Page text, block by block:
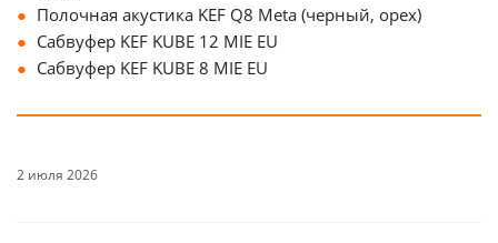
Полочная акустика KEF Q8 Meta (черный, орех)
Сабвуфер KEF KUBE 12 MIE EU
Сабвуфер KEF KUBE 8 MIE EU
2 июля 2026